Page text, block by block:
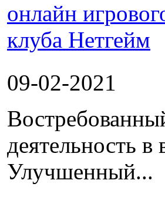
09-02-2021
деятельность в
Улучшенный...